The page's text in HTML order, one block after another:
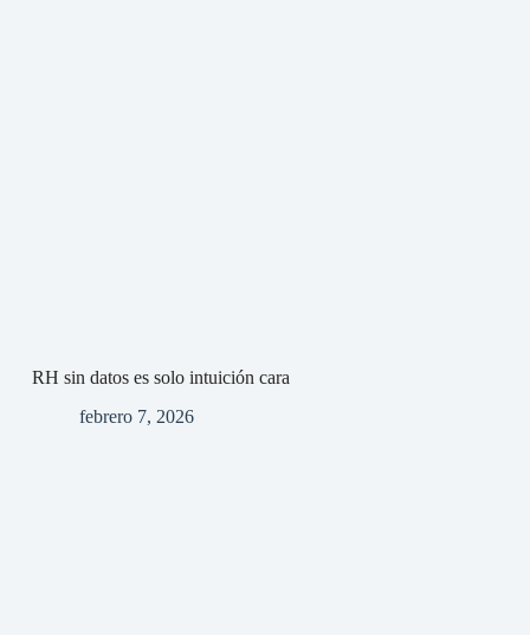
RH sin datos es solo intuición cara
febrero 7, 2026